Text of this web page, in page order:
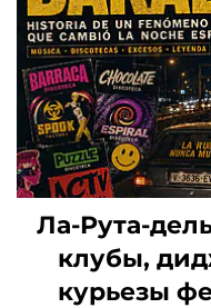
Ла-Рута-
клубы,
курьезы